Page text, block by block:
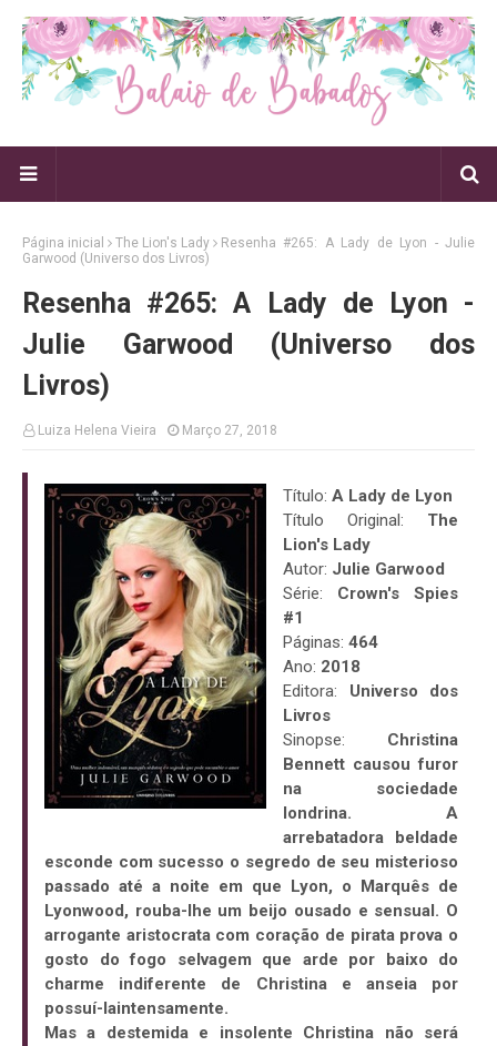
Página inicial The Lion's Lady
Resenha #265: A Lady de Lyon - Julie
Garwood (Universo dos Livros)
Resenha #265: A Lady de Lyon -
Julie Garwood (Universo dos
Livros)
Luiza Helena Vieira Março 27, 2018
Título: A Lady de Lyon
Título Original: The
Lion's Lady
Autor: Julie Garwood
Série: Crown's Spies
#1
Páginas: 464
Ano: 2018
Editora: Universo dos
Livros
Sinopse: Christina
Bennett causou furor
na sociedade
londrina. A
arrebatadora beldade
esconde com sucesso o segredo de seu misterioso
passado até a noite em que Lyon, o Marquês de
Lyonwood, rouba-lhe um beijo ousado e sensual. O
arrogante aristocrata com coração de pirata prova o
gosto do fogo selvagem que arde por baixo do
charme indiferente de Christina e anseia por
possuí-laintensamente.
Mas a destemida e insolente Christina não será